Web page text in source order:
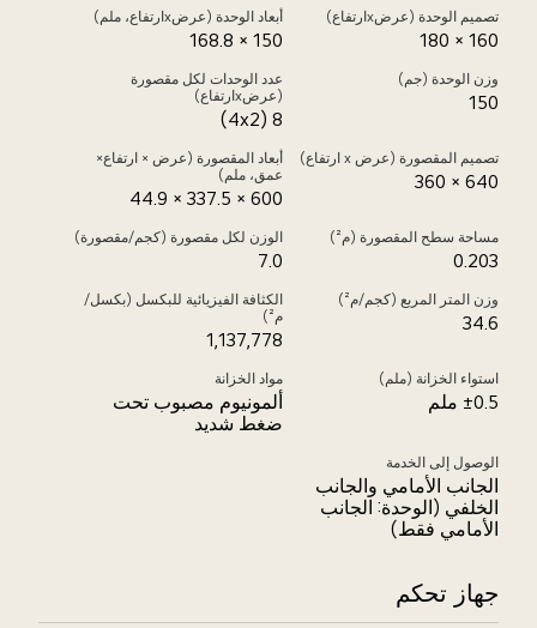
تصميم الوحدة (عرضxارتفاع)
160 × 180
أبعاد الوحدة (عرضxارتفاع، ملم)
150 × 168.8
وزن الوحدة (جم)
150
عدد الوحدات لكل مقصورة
(عرضxارتفاع)
8 (4x2)
تصميم المقصورة (عرض x ارتفاع)
640 × 360
أبعاد المقصورة (عرض × ارتفاع×
عمق، ملم)
600 × 337.5 × 44.9
مساحة سطح المقصورة (م²)
0.203
الوزن لكل مقصورة (كجم/مقصورة)
7.0
وزن المتر المربع (كجم/م²)
34.6
الكثافة الفيزيائية للبكسل (بكسل/
م²)
1,137,778
استواء الخزانة (ملم)
±0.5 ملم
مواد الخزانة
ألمونيوم مصبوب تحت
ضغط شديد
الوصول إلى الخدمة
الجانب الأمامي والجانب
الخلفي (الوحدة: الجانب
الأمامي فقط)
جهاز تحكم